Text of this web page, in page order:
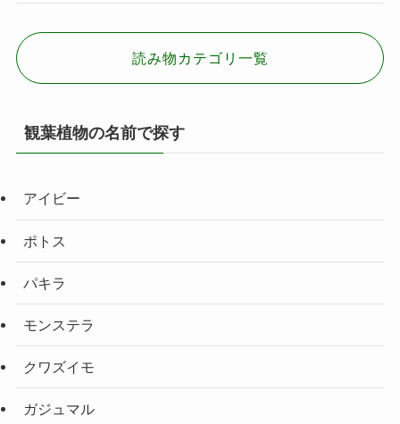
読み物カテゴリ一覧
観葉植物の名前で探す
アイビー
ポトス
パキラ
モンステラ
クワズイモ
ガジュマル